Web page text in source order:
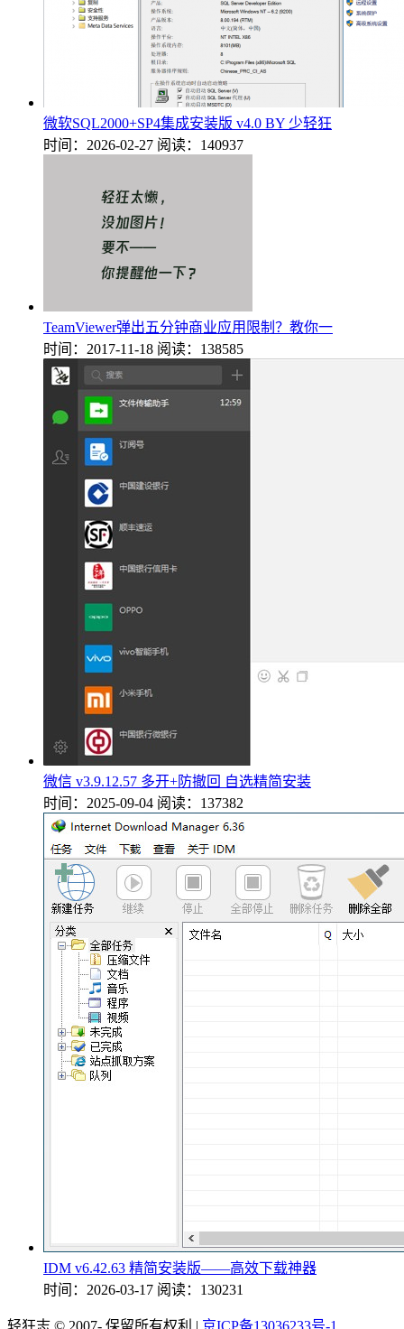
微软SQL2000+SP4集成安装版 v4.0 BY 少轻狂
时间：2026-02-27 阅读：140937
TeamViewer弹出五分钟商业应用限制？教你一
时间：2017-11-18 阅读：138585
微信 v3.9.12.57 多开+防撤回 自选精简安装
时间：2025-09-04 阅读：137382
IDM v6.42.63 精简安装版——高效下载神器
时间：2026-03-17 阅读：130231
轻狂志 © 2007- 保留所有权利 | 京ICP备13036233号-1